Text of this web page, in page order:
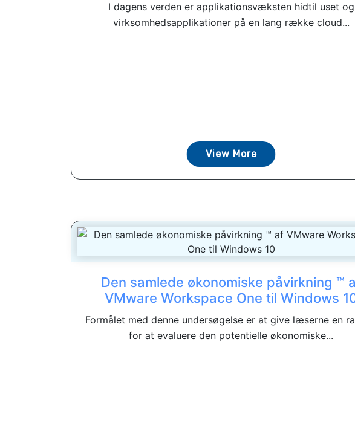
I dagens verden er applikationsvæksten hidtil uset og
virksomhedsapplikationer på en lang række cloud...
View More
Den samlede økonomiske påvirkning ™
VMware Workspace One til Windows
Formålet med denne undersøgelse er at give læserne en
for at evaluere den potentielle økonomiske...